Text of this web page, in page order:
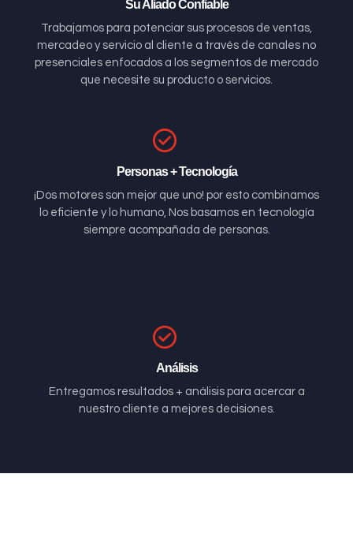
Su Aliado Confiable
Trabajamos para potenciar sus procesos de ventas,
mercadeo y servicio al cliente a través de canales no
presenciales enfocados a los segmentos de mercado
que necesite su producto o servicios.
Personas + Tecnología
¡Dos motores son mejor que uno! por esto combinamos
lo eficiente y lo humano, Nos basamos en tecnología
siempre acompañada de personas.
Análisis
Entregamos resultados + análisis para acercar a
nuestro cliente a mejores decisiones.